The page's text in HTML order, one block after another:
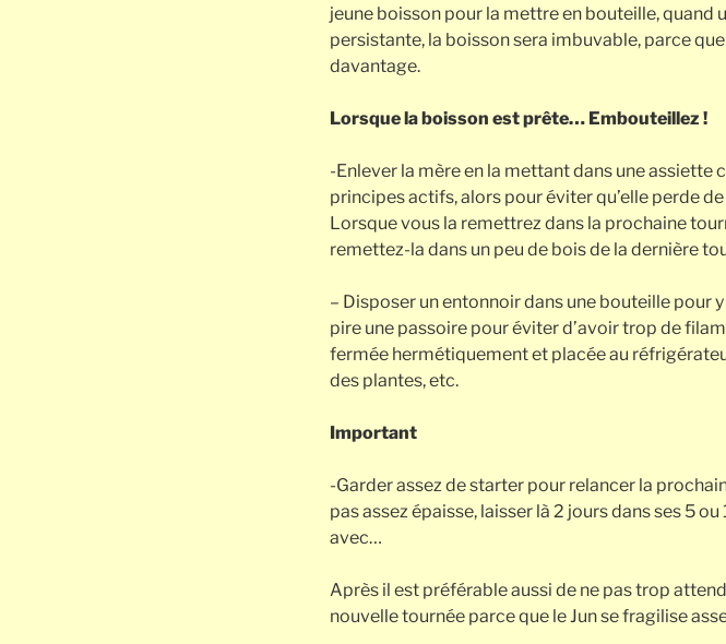
jeune boisson pour la mettre en bouteille, quand
persistante, la boisson sera imbuvable, parce
davantage.
Lorsque la boisson est prête… Embouteillez !
-Enlever la mère en la mettant dans une assiette
principes actifs, alors pour éviter qu’elle perde
Lorsque vous la remettrez dans la prochaine
remettez-la dans un peu de bois de la dernière
– Disposer un entonnoir dans une bouteille pour
pire une passoire pour éviter d’avoir trop de
fermée hermétiquement et placée au
des plantes, etc.
Important
-Garder assez de starter pour relancer la
pas assez épaisse, laisser là 2 jours dans ses 5
avec…
Après il est préférable aussi de ne pas trop
nouvelle tournée parce que le Jun se fragilise